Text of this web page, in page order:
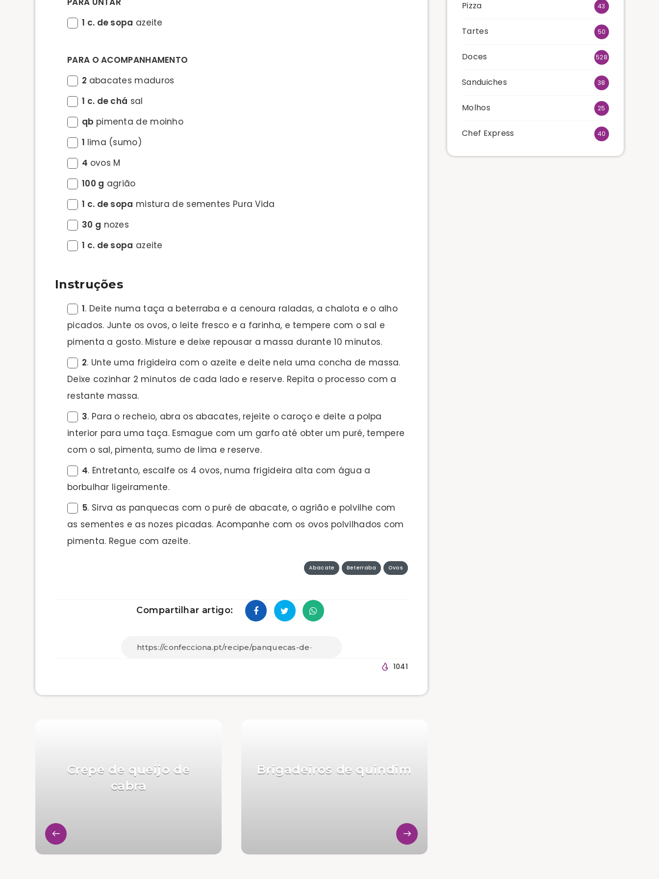
1 c. de sopa azeite
PARA O ACOMPANHAMENTO
2 abacates maduros
1 c. de chá sal
qb pimenta de moinho
1 lima (sumo)
4 ovos M
100 g agrião
1 c. de sopa mistura de sementes Pura Vida
30 g nozes
1 c. de sopa azeite
Instruções
1. Deite numa taça a beterraba e a cenoura raladas, a chalota e o alho
picados. Junte os ovos, o leite fresco e a farinha, e tempere com o sal e
pimenta a gosto. Misture e deixe repousar a massa durante 10 minutos.
2. Unte uma frigideira com o azeite e deite nela uma concha de massa.
Deixe cozinhar 2 minutos de cada lado e reserve. Repita o processo com a
restante massa.
3. Para o recheio, abra os abacates, rejeite o caroço e deite a polpa
interior para uma taça. Esmague com um garfo até obter um puré, tempere
com o sal, pimenta, sumo de lima e reserve.
4. Entretanto, escalfe os 4 ovos, numa frigideira alta com água a
borbulhar ligeiramente.
5. Sirva as panquecas com o puré de abacate, o agrião e polvilhe com
as sementes e as nozes picadas. Acompanhe com os ovos polvilhados com
pimenta. Regue com azeite.
Abacate Beterraba Ovos
Compartilhar artigo:
1041
Brigadeiros de quindim
Crepe de queijo de
cabra
Pizza 43
Tartes 50
Doces 528
Sanduiches 38
Molhos 25
Chef Express 40